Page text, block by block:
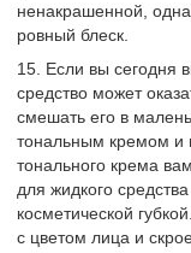
ненакрашенной,
ровный блеск.
15. Если вы сегодня
средство может
смешать его в
тональным кремом и
тонального крема
для жидкого
косметической
с цветом лица и